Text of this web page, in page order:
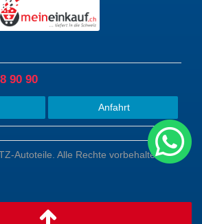
90 90
Anfahrt
Autoteile. Alle Rechte vorbehalten.